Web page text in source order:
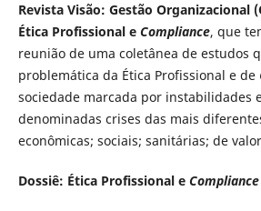
Revista Visão: Gestão Organizacional
Ética Profissional e Compliance, que
reunião de uma coletânea de estudos
problemática da Ética Profissional e de
sociedade marcada por instabilidades
denominadas crises das mais
econômicas; sociais; sanitárias; de
Dossiê: Ética Profissional e Compliance